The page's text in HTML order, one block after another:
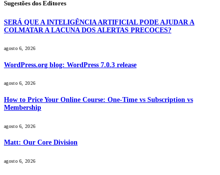
Sugestões dos Editores
SERÁ QUE A INTELIGÊNCIA ARTIFICIAL PODE AJUDAR A
COLMATAR A LACUNA DOS ALERTAS PRECOCES?
agosto 6, 2026
WordPress.org blog: WordPress 7.0.3 release
agosto 6, 2026
How to Price Your Online Course: One-Time vs Subscription vs
Membership
agosto 6, 2026
Matt: Our Core Division
agosto 6, 2026